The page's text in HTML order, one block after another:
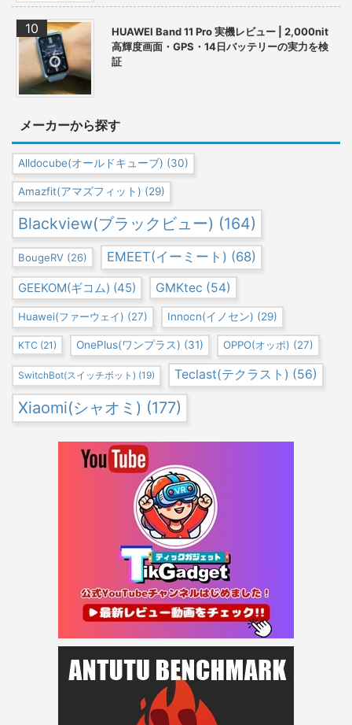
HUAWEI Band 11 Pro 実機レビュー | 2,000nit
高輝度画面・GPS・14日バッテリーの実力を検
証
メーカーから探す
Alldocube(オールドキューブ) (30)
Amazfit(アマズフィット) (29)
Blackview(ブラックビュー) (164)
BougeRV (26) EMEET(イーミート) (68)
GEEKOM(ギコム) (45) GMKtec (54)
Huawei(ファーウェイ) (27) Innocn(イノセン) (29)
KTC (21) OnePlus(ワンプラス) (31) OPPO(オッポ) (27)
SwitchBot(スイッチボット) (19) Teclast(テクラスト) (56)
Xiaomi(シャオミ) (177)